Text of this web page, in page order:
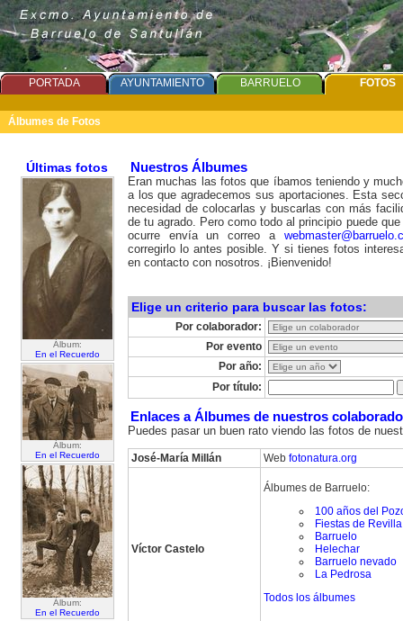
PORTADA AYUNTAMIENTO BARRUELO FOTOS
Álbumes de Fotos
Últimas fotos
Álbum:
En el Recuerdo
Álbum:
En el Recuerdo
Álbum:
En el Recuerdo
Nuestros Álbumes
Eran muchas las fotos que íbamos teniendo y
a los que agradecemos sus aportaciones. Esta
necesidad de colocarlas y buscarlas con más
de tu agrado. Pero como todo al principio puede
ocurre envía un correo a
corregirlo lo antes posible. Y si tienes fotos
en contacto con nosotros. ¡Bienvenido!
Elige un criterio para buscar las fotos:
Por colaborador:
Por evento
Por año:
Por título:
Enlaces a Álbumes de nuestros
Puedes pasar un buen rato viendo las fotos de
José-María Millán Web fotonatura.org
Víctor Castelo
Álbumes de Barruelo:
100 años del
Fiestas de
Barruelo
Helechar
Barruelo nevado
La Pedrosa
Todos los álbumes